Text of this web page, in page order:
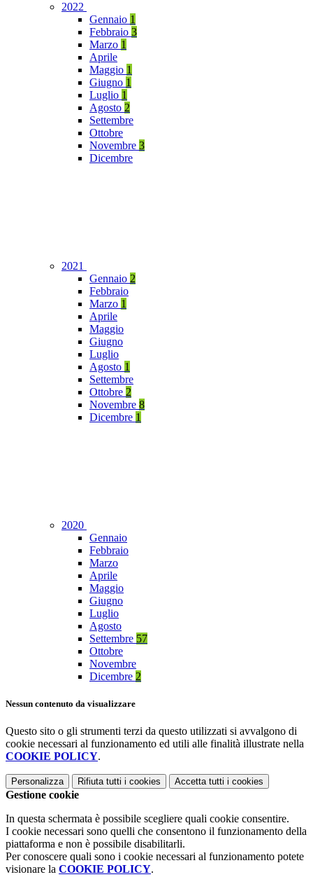
2022
Gennaio 1
Febbraio 3
Marzo 1
Aprile
Maggio 1
Giugno 1
Luglio 1
Agosto 2
Settembre
Ottobre
Novembre 3
Dicembre
2021
Gennaio 2
Febbraio
Marzo 1
Aprile
Maggio
Giugno
Luglio
Agosto 1
Settembre
Ottobre 2
Novembre 8
Dicembre 1
2020
Gennaio
Febbraio
Marzo
Aprile
Maggio
Giugno
Luglio
Agosto
Settembre 57
Ottobre
Novembre
Dicembre 2
Nessun contenuto da visualizzare
Questo sito o gli strumenti terzi da questo utilizzati si avvalgono di
cookie necessari al funzionamento ed utili alle finalità illustrate nella
COOKIE POLICY.
Personalizza Rifiuta tutti i cookies Accetta tutti i cookies
Gestione cookie
In questa schermata è possibile scegliere quali cookie consentire.
I cookie necessari sono quelli che consentono il funzionamento della
piattaforma e non è possibile disabilitarli.
Per conoscere quali sono i cookie necessari al funzionamento potete
visionare la COOKIE POLICY.